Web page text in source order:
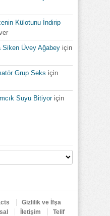
Külotunu İndirip
Siken Üvey Ağabey için
Grup Seks için
Suyu Bitiyoriçin
Gizlilik ve İfşa
İletişim
Telif